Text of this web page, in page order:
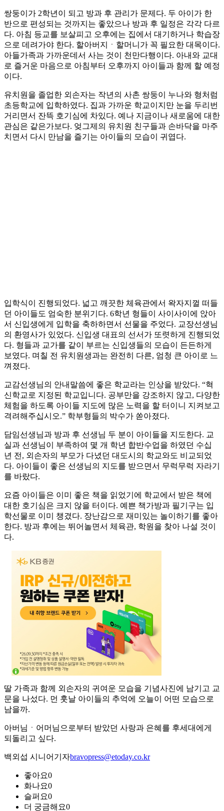
쌍둥이가 2학년이 되고 방과 후 관리가 문제다. 두 아이가 한
반으로 편성되는 것까지는 좋았으나 방과 후 일정은 각각 다르
다. 아침 등교를 보살피고 오후에는 집에서 대기하거나 학습장
으로 데려가야 한다. 할아버지ㆍ할머니가 꼭 필요한 대목이다.
아들가족과 가까운데서 사는 것이 천만다행이다. 아내와 교대
로 즐거운 마음으로 아침부터 오후까지 아이들과 함께 할 예정
이다.
유치원을 졸업한 외손자는 작년의 사촌 쌍둥이 누나와 형처럼
초등학교에 입학하였다. 집과 가까운 학교이지만 눈을 두리번
거리면서 잔뜩 호기심에 차있다. 예나 지금이나 새로움에 대한
관심은 같은가보다. 엊그제의 유치원 친구들과 손바닥을 마주
치면서 다시 만남을 즐기는 아이들의 모습이 귀엽다.
입학식이 진행되었다. 넓고 깨끗한 체육관에서 왁자지껄 떠들
던 아이들도 엄숙한 분위기다. 6학년 형들이 사이사이에 앉아
서 신입생에게 입학을 축하하면서 선물을 주었다. 교장선생님
의 환영사가 있었다. 신입생 대표의 선서가 또렷하게 진행되었
다. 형들과 교가를 같이 부르는 신입생들의 모습이 든든하게
보였다. 며칠 전 유치원생과는 완전히 다른, 엄청 큰 아이로 느
껴졌다.
교감선생님의 안내말씀에 좋은 학교라는 인상을 받았다. “혁
신학교로 지정된 학교입니다. 공부만을 강조하지 않고, 다양한
체험을 하도록 아이들 지도에 많은 노력을 할 터이니 지켜보고
격려해주십시오.” 학부형들의 박수가 쏟아졌다.
담임선생님과 방과 후 선생님 두 분이 아이들을 지도한다. 교
실과 선생님이 부족하여 몇 개 학년 합반수업을 하였던 수십
년 전, 외손자의 부모가 다녔던 대도시의 학교와도 비교되었
다. 아이들이 좋은 선생님의 지도를 받으면서 무럭무럭 자라기
를 바랐다.
요즘 아이들은 이미 좋은 책을 읽었기에 학교에서 받은 책에
대한 호기심은 크지 않을 터이다. 예쁜 책가방과 필기구는 입
학선물로 이미 챙겼다. 장난감으로 재미있는 놀이하기를 좋아
한다. 방과 후에는 뛰어놀면서 체육관, 학원을 찾아 나설 것이
다.
딸 가족과 함께 외손자의 귀여운 모습을 기념사진에 남기고 교
문을 나섰다. 먼 훗날 아이들의 추억에 오늘이 어떤 모습으로
남을까.
아버님ㆍ어머님으로부터 받았던 사랑과 은혜를 후세대에게
되돌리고 싶다.
백외섭 시니어기자bravopress@etoday.co.kr
좋아요0
화나요0
슬퍼요0
더 궁금해요0